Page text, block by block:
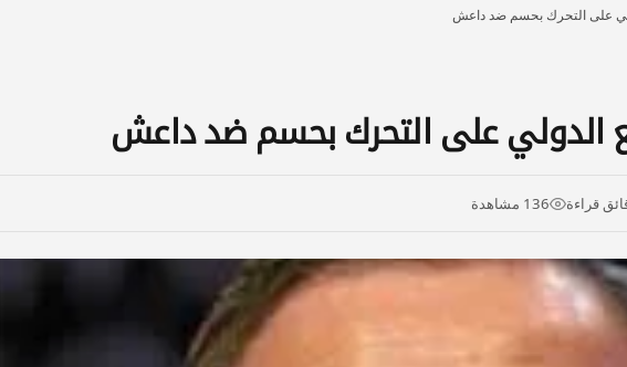
على التحرك بحسم ضد داعش
الدولي على التحرك بحسم ضد داعش
136 مشاهدة